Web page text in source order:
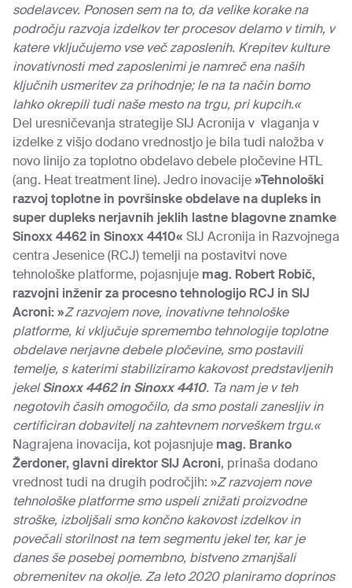
sodelavcev. Ponosen sem na to, da velike korake na
področju razvoja izdelkov ter procesov delamo v timih, v
katere vključujemo vse več zaposlenih. Krepitev kulture
inovativnosti med zaposlenimi je namreč ena naših
ključnih usmeritev za prihodnje; le na ta načinbomo
lahko okrepili tudi naše mesto na trgu, pri kupcih.«
Del uresničevanja strategije SIJ Acronija v vlaganja v
izdelke z višjo dodano vrednostjo je bila tudi naložba v
novo linijo za toplotno obdelavo debele pločevine HTL
(ang. Heat treatment line). Jedro inovacije»Tehnološki
razvoj toplotne in površinske obdelave na dupleks in
super dupleks nerjavnih jeklih lastne blagovne znamke
Sinoxx 4462 in Sinoxx 4410« SIJ Acronija in Razvojnega
centra Jesenice (RCJ) temelji na postavitvi nove
tehnološke platforme, pojasnjuje mag. Robert Robič,
razvojni inženir za procesno tehnologijo RCJ in SIJ
Acroni: »Z razvojem nove, inovativne tehnološke
platforme, ki vključuje spremembo tehnologije toplotne
obdelave nerjavne debele pločevine, smo postavili
temelje, s katerimi stabiliziramo kakovost predstavljenih
jekelSinoxx 4462 in Sinoxx 4410. Ta nam je v teh
negotovih časih omogočilo, da smo postali zanesljiv in
certificiran dobavitelj na zahtevnem norveškem trgu.«
Nagrajena inovacija, kot pojasnjuje mag. Branko
Žerdoner, glavni direktor SIJ Acroni, prinaša dodano
vrednost tudi na drugih področjih: »Z razvojem nove
tehnološke platforme smo uspeli znižati proizvodne
stroške, izboljšali smo končno kakovost izdelkov in
povečali storilnost na tem segmentu jekel ter, kar je
danes še posebej pomembno, bistveno zmanjšali
obremenitev na okolje. Za leto 2020 planiramo doprinos